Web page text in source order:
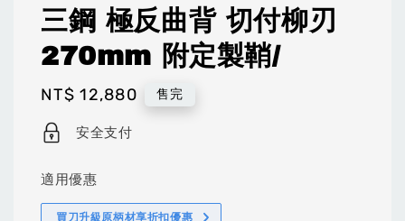
三鋼 極反曲背 切付柳刃
270mm 附定製鞘/
Regular
price
NT$ 12,880 售完
安全支付
適用優惠
買刀升級原柄材享折扣優惠